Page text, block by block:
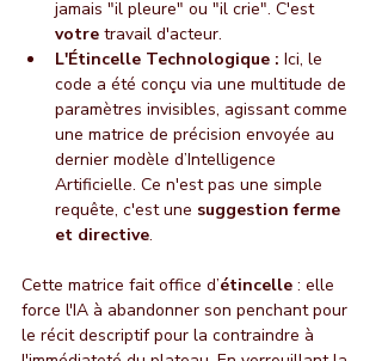
jamais "il pleure" ou "il crie". C'est
votre travail d'acteur.
L'Étincelle Technologique : Ici, le
code a été conçu via une multitude de
paramètres invisibles, agissant comme
une matrice de précision envoyée au
dernier modèle d’Intelligence
Artificielle. Ce n'est pas une simple
requête, c'est une suggestion ferme
et directive.
Cette matrice fait office d’étincelle : elle
force l'IA à abandonner son penchant pour
le récit descriptif pour la contraindre à